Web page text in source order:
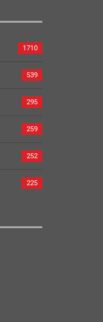
1710
539
295
259
252
225